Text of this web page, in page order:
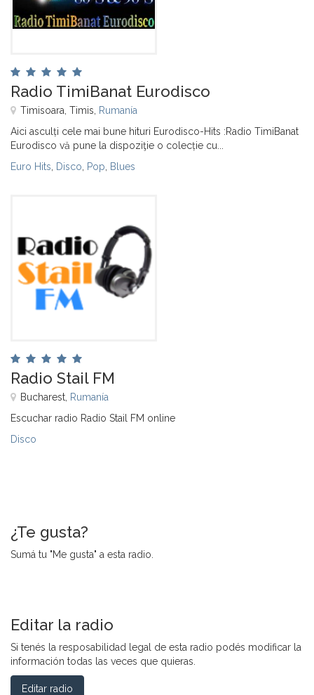
Radio TimiBanat Eurodisco
Timisoara, Timis, Rumanía
Aici asculți cele mai bune hituri Eurodisco-Hits :Radio TimiBanat
Eurodisco vă pune la dispoziţie o colecție cu...
Euro Hits Disco Pop Blues
Radio Stail FM
Bucharest, Rumanía
Escuchar radio Radio Stail FM online
Disco
¿Te gusta?
Sumá tu "Me gusta" a esta radio.
Editar la radio
Si tenés la resposabilidad legal de esta radio podés modificar la
información todas las veces que quieras.
Editar radio